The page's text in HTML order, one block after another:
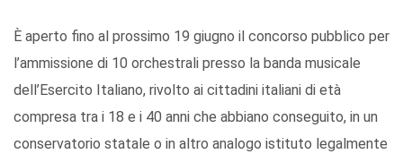
È aperto fino al prossimo 19 giugno il concorso pubblico per
l’ammissione di 10 orchestrali presso la banda musicale
dell’Esercito Italiano, rivolto ai cittadini italiani di età
compresa tra i 18 e i 40 anni che abbiano conseguito, in un
conservatorio statale o in altro analogo istituto legalmente